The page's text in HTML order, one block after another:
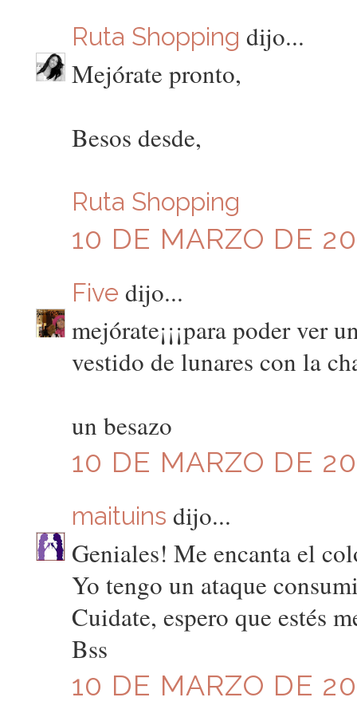
Ruta Shopping dijo...
Mejórate pronto,
Besos desde,
Ruta Shopping
10 DE MARZO DE
Five dijo...
mejórate¡¡¡para poder ver
vestido de lunares con la
un besazo
10 DE MARZO DE
maituins dijo...
Geniales! Me encanta el
Yo tengo un ataque
Cuidate, espero que estés
Bss
10 DE MARZO DE